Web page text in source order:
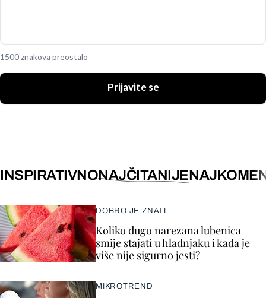
1500 znakova preostalo
Prijavite se
INSPIRATIVNONAJČITANIJE
DOBRO JE ZNATI
Koliko dugo narezana lubenica
smije stajati u hladnjaku i kada je
više nije sigurno jesti?
MIKROTREND